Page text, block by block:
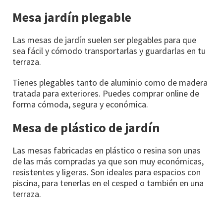
Mesa jardín plegable
Las mesas de jardín suelen ser plegables para que
sea fácil y cómodo transportarlas y guardarlas en tu
terraza.
Tienes plegables tanto de aluminio como de madera
tratada para exteriores. Puedes comprar online de
forma cómoda, segura y económica.
Mesa de plástico de jardín
Las mesas fabricadas en plástico o resina son unas
de las más compradas ya que son muy económicas,
resistentes y ligeras. Son ideales para espacios con
piscina, para tenerlas en el cesped o también en una
terraza.